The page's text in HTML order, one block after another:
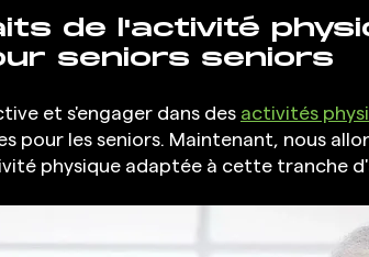
de l'activité
seniors seniors
et s'engager dans des activités
pour les seniors. Maintenant, nous
physique adaptée à cette tranche